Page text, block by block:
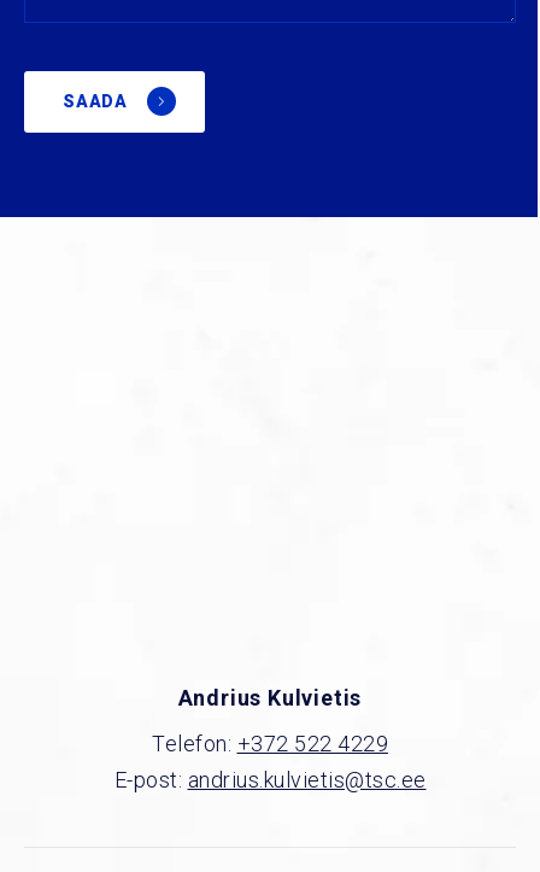
SAADA
© 2014-2023 The surface company OÜ